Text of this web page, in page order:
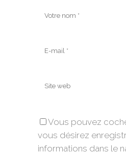
Vous pouvez
vous désirez
informations dans le